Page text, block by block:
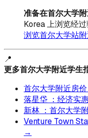
准备在首尔大学
Korea 上浏览经过
浏览首尔大学站
📍
更多首尔大学附近学生
首尔大学附近房
落星垈 ：经济实
新林 ：首尔大学
Venture Town
→